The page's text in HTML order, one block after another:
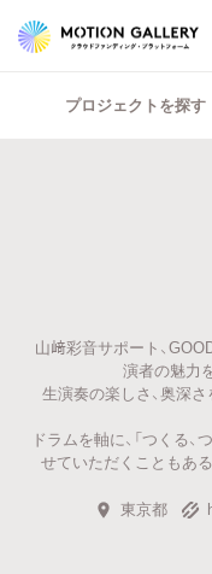
プロジェクトを探す
山﨑彩音サポート、
演者の魅力
生演奏の楽しさ、奥深
ドラムを軸に、「つくる、
せていただくこともあ
東京都